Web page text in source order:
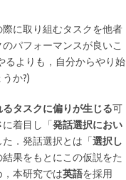
に取り組むタスクを他者
パフォーマンスが良いこ
るよりも，自分からやり始
か?)
るタスクに偏りが生じる可
に着目し「発話選択におい
．発話選択とは「選択し
結果をもとにこの仮説をた
本研究では英語を採用